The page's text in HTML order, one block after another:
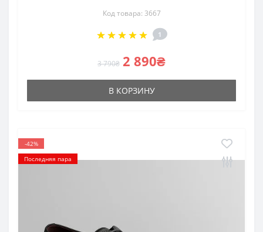
Код товара: 3667
1
3 790₴ 2 890₴
В КОРЗИНУ
-42%
Последняя пара